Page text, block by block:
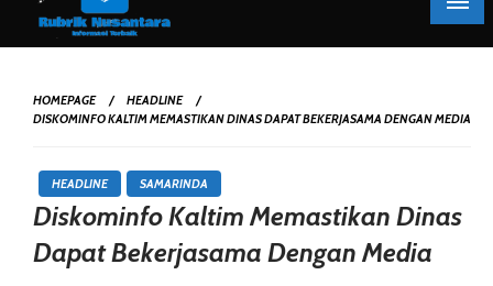
HOMEPAGE
HEADLINE
DISKOMINFO KALTIM MEMASTIKAN DINAS DAPAT BEKERJASAMA DENGAN MEDIA
HEADLINE SAMARINDA
Diskominfo Kaltim Memastikan Dinas
Dapat Bekerjasama Dengan Media